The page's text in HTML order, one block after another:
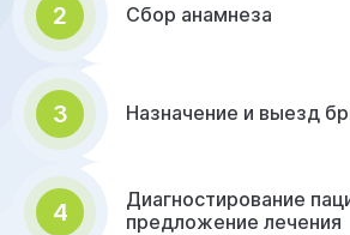
2 Сбор анамнеза
3 Назначение и выезд
4
Диагностирование
предложение лечения